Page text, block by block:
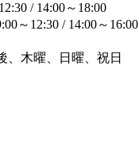
/ 14:00～18:00
～12:30 / 14:00～16:00
、木曜、日曜、祝日